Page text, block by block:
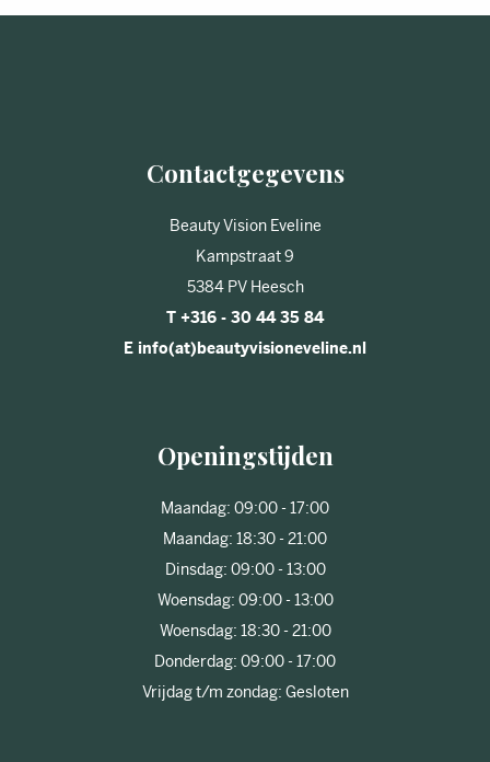
Contactgegevens
Beauty Vision Eveline
Kampstraat 9
5384 PV Heesch
T +316 - 30 44 35 84
E info(at)beautyvisioneveline.nl
Openingstijden
Maandag: 09:00 - 17:00
Maandag: 18:30 - 21:00
Dinsdag: 09:00 - 13:00
Woensdag: 09:00 - 13:00
Woensdag: 18:30 - 21:00
Donderdag: 09:00 - 17:00
Vrijdag t/m zondag: Gesloten